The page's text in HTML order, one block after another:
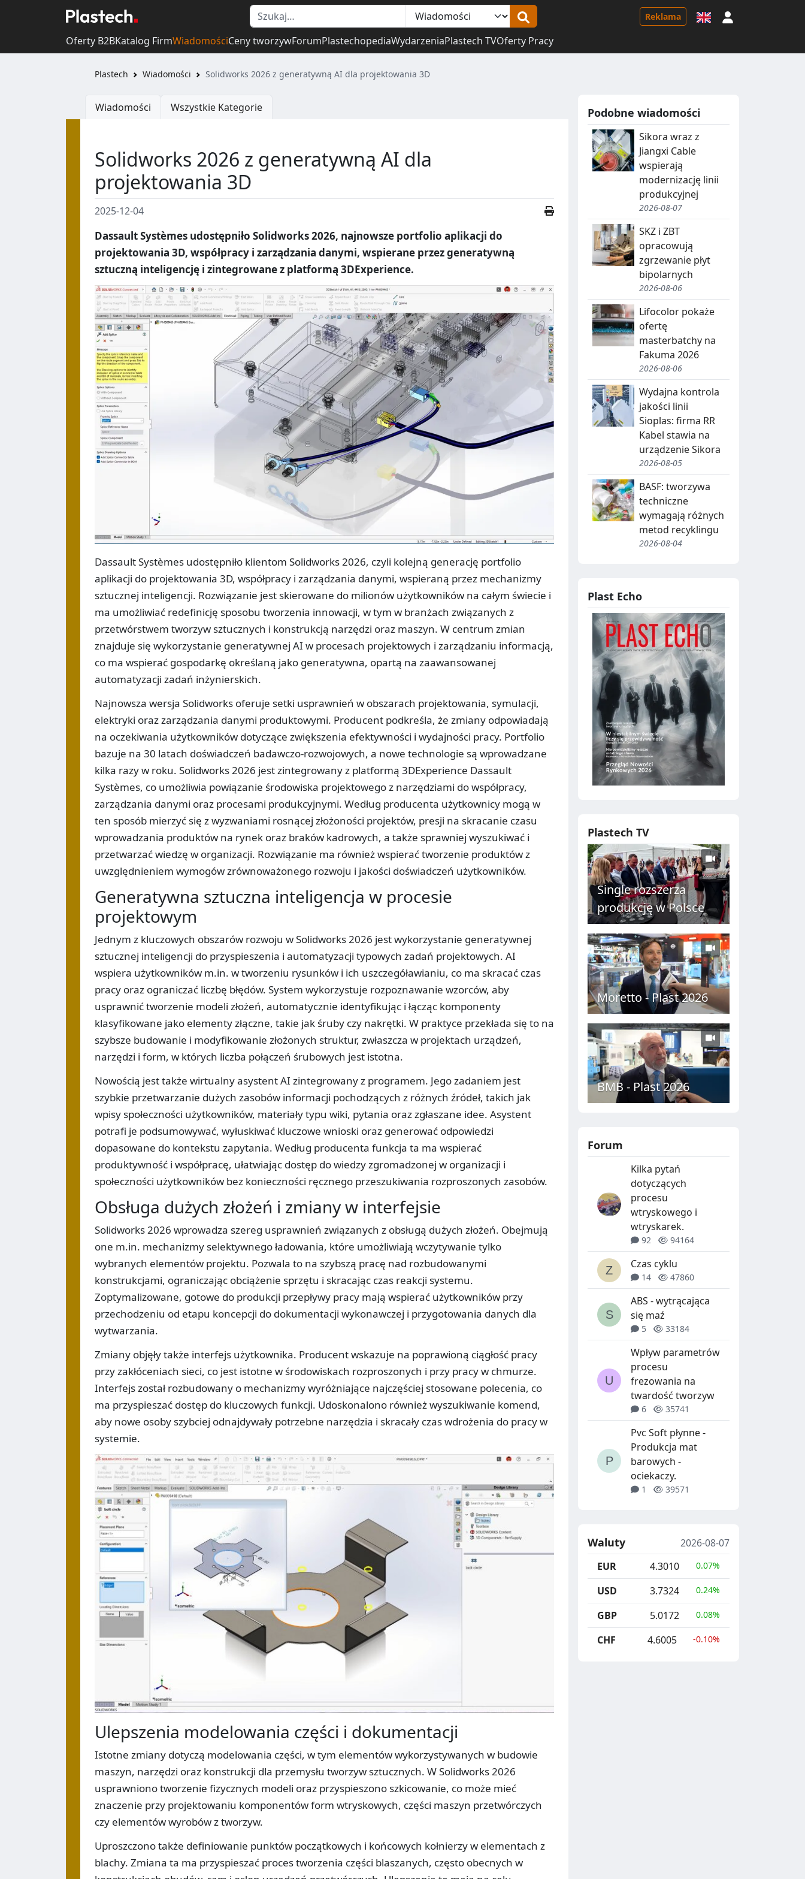
Reklama
Oferty B2BKatalog FirmWiadomościCeny tworzywForumPlastechopediaWydarzeniaPlastech TVOferty Pracy
Plastech Wiadomości Solidworks 2026 z generatywną AI dla projektowania 3D
Wiadomości Wszystkie Kategorie
Solidworks 2026 z generatywną AI dla
projektowania 3D
2025-12-04
Dassault Systèmes udostępniło Solidworks 2026, najnowsze portfolio aplikacji do
projektowania 3D, współpracy i zarządzania danymi, wspierane przez generatywną
sztuczną inteligencję i zintegrowane z platformą 3DExperience.
Dassault Systèmes udostępniło klientom Solidworks 2026, czyli kolejną generację portfolio
aplikacji do projektowania 3D, współpracy i zarządzania danymi, wspieraną przez mechanizmy
sztucznej inteligencji. Rozwiązanie jest skierowane do milionów użytkowników na całym świecie i
ma umożliwiać redefinicję sposobu tworzenia innowacji, w tym w branżach związanych z
przetwórstwem tworzyw sztucznych i konstrukcją narzędzi oraz maszyn. W centrum zmian
znajduje się wykorzystanie generatywnej AI w procesach projektowych i zarządzaniu informacją,
co ma wspierać gospodarkę określaną jako generatywna, opartą na zaawansowanej
automatyzacji zadań inżynierskich.
Najnowsza wersja Solidworks oferuje setki usprawnień w obszarach projektowania, symulacji,
elektryki oraz zarządzania danymi produktowymi. Producent podkreśla, że zmiany odpowiadają
na oczekiwania użytkowników dotyczące zwiększenia efektywności i wydajności pracy. Portfolio
bazuje na 30 latach doświadczeń badawczo-rozwojowych, a nowe technologie są wprowadzane
kilka razy w roku. Solidworks 2026 jest zintegrowany z platformą 3DExperience Dassault
Systèmes, co umożliwia powiązanie środowiska projektowego z narzędziami do współpracy,
zarządzania danymi oraz procesami produkcyjnymi. Według producenta użytkownicy mogą w
ten sposób mierzyć się z wyzwaniami rosnącej złożoności projektów, presji na skracanie czasu
wprowadzania produktów na rynek oraz braków kadrowych, a także sprawniej wyszukiwać i
przetwarzać wiedzę w organizacji. Rozwiązanie ma również wspierać tworzenie produktów z
uwzględnieniem wymogów zrównoważonego rozwoju i jakości doświadczeń użytkowników.
Generatywna sztuczna inteligencja w procesie
projektowym
Jednym z kluczowych obszarów rozwoju w Solidworks 2026 jest wykorzystanie generatywnej
sztucznej inteligencji do przyspieszenia i automatyzacji typowych zadań projektowych. AI
wspiera użytkowników m.in. w tworzeniu rysunków i ich uszczegóławianiu, co ma skracać czas
pracy oraz ograniczać liczbę błędów. System wykorzystuje rozpoznawanie wzorców, aby
usprawnić tworzenie modeli złożeń, automatycznie identyfikując i łącząc komponenty
klasyfikowane jako elementy złączne, takie jak śruby czy nakrętki. W praktyce przekłada się to na
szybsze budowanie i modyfikowanie złożonych struktur, zwłaszcza w projektach urządzeń,
narzędzi i form, w których liczba połączeń śrubowych jest istotna.
Nowością jest także wirtualny asystent AI zintegrowany z programem. Jego zadaniem jest
szybkie przetwarzanie dużych zasobów informacji pochodzących z różnych źródeł, takich jak
wpisy społeczności użytkowników, materiały typu wiki, pytania oraz zgłaszane idee. Asystent
potrafi je podsumowywać, wyłuskiwać kluczowe wnioski oraz generować odpowiedzi
dopasowane do kontekstu zapytania. Według producenta funkcja ta ma wspierać
produktywność i współpracę, ułatwiając dostęp do wiedzy zgromadzonej w organizacji i
społeczności użytkowników bez konieczności ręcznego przeszukiwania rozproszonych zasobów.
Obsługa dużych złożeń i zmiany w interfejsie
Solidworks 2026 wprowadza szereg usprawnień związanych z obsługą dużych złożeń. Obejmują
one m.in. mechanizmy selektywnego ładowania, które umożliwiają wczytywanie tylko
wybranych elementów projektu. Pozwala to na szybszą pracę nad rozbudowanymi
konstrukcjami, ograniczając obciążenie sprzętu i skracając czas reakcji systemu.
Zoptymalizowane, gotowe do produkcji przepływy pracy mają wspierać użytkowników przy
przechodzeniu od etapu koncepcji do dokumentacji wykonawczej i przygotowania danych dla
wytwarzania.
Zmiany objęły także interfejs użytkownika. Producent wskazuje na poprawioną ciągłość pracy
przy zakłóceniach sieci, co jest istotne w środowiskach rozproszonych i przy pracy w chmurze.
Interfejs został rozbudowany o mechanizmy wyróżniające najczęściej stosowane polecenia, co
ma przyspieszać dostęp do kluczowych funkcji. Udoskonalono również wyszukiwanie komend,
aby nowe osoby szybciej odnajdywały potrzebne narzędzia i skracały czas wdrożenia do pracy w
systemie.
Ulepszenia modelowania części i dokumentacji
Istotne zmiany dotyczą modelowania części, w tym elementów wykorzystywanych w budowie
maszyn, narzędzi oraz konstrukcji dla przemysłu tworzyw sztucznych. W Solidworks 2026
usprawniono tworzenie fizycznych modeli oraz przyspieszono szkicowanie, co może mieć
znaczenie przy projektowaniu komponentów form wtryskowych, części maszyn przetwórczych
czy elementów wyrobów z tworzyw.
Uproszczono także definiowanie punktów początkowych i końcowych kołnierzy w elementach z
blachy. Zmiana ta ma przyspieszać proces tworzenia części blaszanych, często obecnych w
Podobne wiadomości
Sikora wraz z
Jiangxi Cable
wspierają
modernizację linii
produkcyjnej
2026-08-07
SKZ i ZBT
opracowują
zgrzewanie płyt
bipolarnych
2026-08-06
Lifocolor pokaże
ofertę
masterbatchy na
Fakuma 2026
2026-08-06
Wydajna kontrola
jakości linii
Sioplas: firma RR
Kabel stawia na
urządzenie Sikora
2026-08-05
BASF: tworzywa
techniczne
wymagają różnych
metod recyklingu
2026-08-04
Plast Echo
Plastech TV
Single rozszerza
produkcję w Polsce
Moretto - Plast 2026
BMB - Plast 2026
Forum
Kilka pytań
dotyczących
procesu
wtryskowego i
wtryskarek.
92 94164
Czas cyklu
14 47860
ABS - wytrącająca
się maź
5 33184
Wpływ parametrów
procesu
frezowania na
twardość tworzyw
6 35741
Pvc Soft płynne -
Produkcja mat
barowych -
ociekaczy.
1 39571
Waluty
2026-08-07
EUR
4.3010 0.07%
USD 3.7324 0.24%
GBP 5.0172 0.08%
CHF 4.6005 -0.10%